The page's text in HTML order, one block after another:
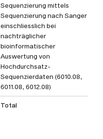
Sequenzierung mittels
Sequenzierung nach Sanger
einschliesslich bei
nachträglicher
bioinformatischer
Auswertung von
Hochdurchsatz-
Sequenzierdaten (6010.08,
6011.08, 6012.08)
Total